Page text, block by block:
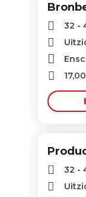
32 -
17,00
32 -